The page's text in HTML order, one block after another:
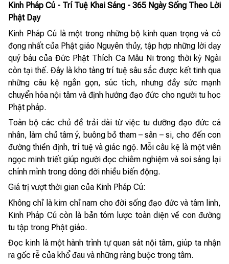
Kinh Pháp Cú - Trí Tuệ Khai Sáng - 365 Ngày Sống Theo Lời
Phật Dạy
Kinh Pháp Cú là một trong những bộ kinh quan trọng và cô
đọng nhất của Phật giáo Nguyên thủy, tập hợp những lời dạy
quý báu của Đức Phật Thích Ca Mâu Ni trong thời kỳ Ngài
còn tại thế. Đây là kho tàng trí tuệ sâu sắc được kết tinh qua
những câu kệ ngắn gọn, súc tích, nhưng đầy sức mạnh
chuyển hóa nội tâm và định hướng đạo đức cho người tu học
Phật pháp.
Toàn bộ các chủ đề trải dài từ việc tu dưỡng đạo đức cá
nhân, làm chủ tâm ý, buông bỏ tham – sân – si, cho đến con
đường thiền định, trí tuệ và giác ngộ. Mỗi câu kệ là một viên
ngọc minh triết giúp người đọc chiêm nghiệm và soi sáng lại
chính mình trong dòng đời nhiều biến động.
Giá trị vượt thời gian của Kinh Pháp Cú:
Không chỉ là kim chỉ nam cho đời sống đạo đức và tâm linh,
Kinh Pháp Cú còn là bản tóm lược toàn diện về con đường
tu tập trong Phật giáo.
Đọc kinh là một hành trình tự quan sát nội tâm, giúp ta nhận
ra gốc rễ của khổ đau và những ràng buộc trong tâm.